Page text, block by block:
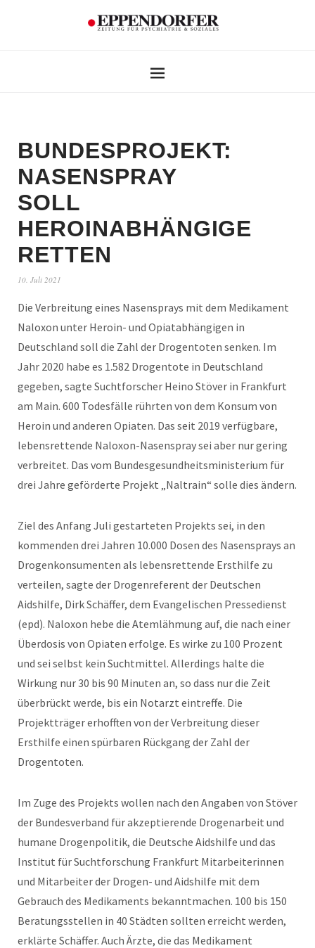
BUNDESPROJEKT:
NASENSPRAY
SOLL
HEROINABHÄNGIGE
RETTEN
10. Juli 2021
Die Verbreitung eines Nasensprays mit dem Medikament
Naloxon unter Heroin- und Opiatabhängigen in
Deutschland soll die Zahl der Drogentoten senken. Im
Jahr 2020 habe es 1.582 Drogentote in Deutschland
gegeben, sagte Suchtforscher Heino Stöver in Frankfurt
am Main. 600 Todesfälle rührten von dem Konsum von
Heroin und anderen Opiaten. Das seit 2019 verfügbare,
lebensrettende Naloxon-Nasenspray sei aber nur gering
verbreitet. Das vom Bundesgesundheitsministerium für
drei Jahre geförderte Projekt „Naltrain“ solle dies ändern.
Ziel des Anfang Juli gestarteten Projekts sei, in den
kommenden drei Jahren 10.000 Dosen des Nasensprays an
Drogenkonsumenten als lebensrettende Ersthilfe zu
verteilen, sagte der Drogenreferent der Deutschen
Aidshilfe, Dirk Schäffer, dem Evangelischen Pressedienst
(epd). Naloxon hebe die Atemlähmung auf, die nach einer
Überdosis von Opiaten erfolge. Es wirke zu 100 Prozent
und sei selbst kein Suchtmittel. Allerdings halte die
Wirkung nur 30 bis 90 Minuten an, so dass nur die Zeit
überbrückt werde, bis ein Notarzt eintreffe. Die
Projektträger erhofften von der Verbreitung dieser
Ersthilfe einen spürbaren Rückgang der Zahl der
Drogentoten.
Im Zuge des Projekts wollen nach den Angaben von Stöver
der Bundesverband für akzeptierende Drogenarbeit und
humane Drogenpolitik, die Deutsche Aidshilfe und das
Institut für Suchtforschung Frankfurt Mitarbeiterinnen
und Mitarbeiter der Drogen- und Aidshilfe mit dem
Gebrauch des Medikaments bekanntmachen. 100 bis 150
Beratungsstellen in 40 Städten sollten erreicht werden,
erklärte Schäffer. Auch Ärzte, die das Medikament